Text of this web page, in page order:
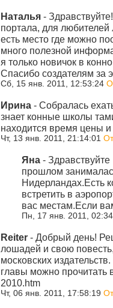
Наталья -
портала, для любителей
есть место где можно
много полезной
я только новичок в
Спасибо создателям за
Сб, 15 янв. 2011, 12:53:24
Ирина - Собралась
знает конные школы
находится время цены
Чт, 13 янв. 2011, 21:14:01
Яна -
прошлом
Нидерландах.Есть
встретить в
вас местам.Если
Пн, 17 янв. 2011,
Reiter - Добрый день!
лошадей и свою
московских
главы можно прочитать
2010.htm
Чт, 06 янв. 2011, 17:58:19